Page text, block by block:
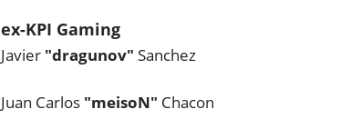
ex-KPI Gaming
Javier "dragunov" Sanchez
Juan Carlos "meisoN" Chacon